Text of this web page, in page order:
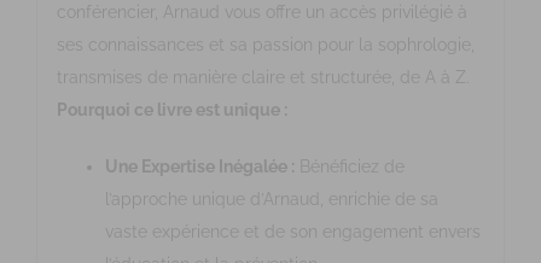
conférencier, Arnaud vous offre un accès privilégié à
ses connaissances et sa passion pour la sophrologie,
transmises de manière claire et structurée, de A à Z.
Pourquoi ce livre est unique :
Une Expertise Inégalée : Bénéficiez de
l’approche unique d’Arnaud, enrichie de sa
vaste expérience et de son engagement envers